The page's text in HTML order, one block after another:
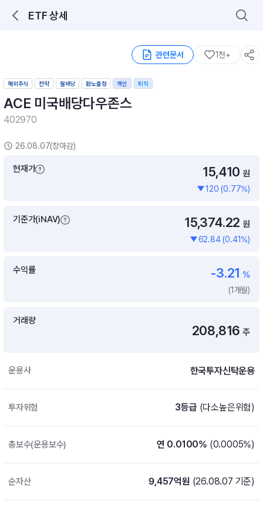
ETF 상세
구성종목 검색
관련문서 1천+
해외주식 전략 월배당 환노출형 개인 퇴직
ACE 미국배당다우존스
402970
26.08.07(장마감)
현재가 15,410 원
120 (0.77%)
기준가(iNAV) 15,374.22 원
62.84 (0.41%)
수익률 -3.21 %
(1개월)
거래량
208,816 주
운용사 한국투자신탁운용
투자위험 3등급 (다소높은위험)
총보수(운용보수) 연 0.0100% (0.0005%)
순자산 9,457억원 (26.08.07 기준)
추천 메뉴
ETF 랭킹
포트래빗 월배당 · 모으기 · 포트래빗 관리
증여 솔루션
ETF 비교
ETF 랭킹
펀드 상품 검색 · 상품 비교
펀드 비교
연금 펀드 검색
투자정보 ETF 처음투자 · 뉴스
투자 라이브러리
DIY 포트폴리오 내맘대로 만들기 · DIY 포트 관리
내맘대로 만들기
고객라운지 이벤트 · 공지사항 · FAQ · 문의사항
이벤트